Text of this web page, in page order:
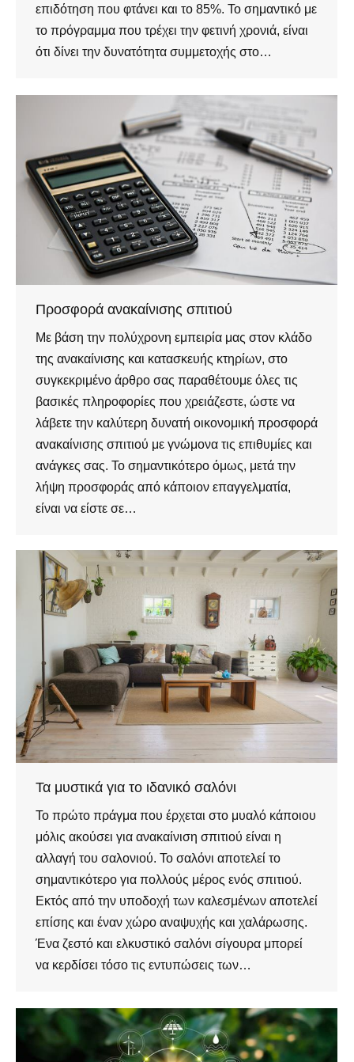
επιδότηση που φτάνει και το 85%. Το σημαντικό με
το πρόγραμμα που τρέχει την φετινή χρονιά, είναι
ότι δίνει την δυνατότητα συμμετοχής στο…
Προσφορά ανακαίνισης σπιτιού
Με βάση την πολύχρονη εμπειρία μας στον κλάδο
της ανακαίνισης και κατασκευής κτηρίων, στο
συγκεκριμένο άρθρο σας παραθέτουμε όλες τις
βασικές πληροφορίες που χρειάζεστε, ώστε να
λάβετε την καλύτερη δυνατή οικονομική προσφορά
ανακαίνισης σπιτιού με γνώμονα τις επιθυμίες και
ανάγκες σας. Το σημαντικότερο όμως, μετά την
λήψη προσφοράς από κάποιον επαγγελματία,
είναι να είστε σε…
Τα μυστικά για το ιδανικό σαλόνι
Το πρώτο πράγμα που έρχεται στο μυαλό κάποιου
μόλις ακούσει για ανακαίνιση σπιτιού είναι η
αλλαγή του σαλονιού. Το σαλόνι αποτελεί το
σημαντικότερο για πολλούς μέρος ενός σπιτιού.
Εκτός από την υποδοχή των καλεσμένων αποτελεί
επίσης και έναν χώρο αναψυχής και χαλάρωσης.
Ένα ζεστό και ελκυστικό σαλόνι σίγουρα μπορεί
να κερδίσει τόσο τις εντυπώσεις των…